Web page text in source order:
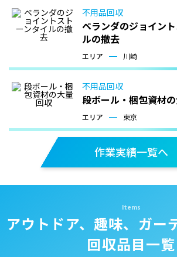
不用品回収
ベランダのジョイン
ルの撤去
エリア 川崎
不用品回収
段ボール・梱包資材
エリア 東京
作業実績一覧へ
アウトドア、趣味、ガー
回収品目一覧